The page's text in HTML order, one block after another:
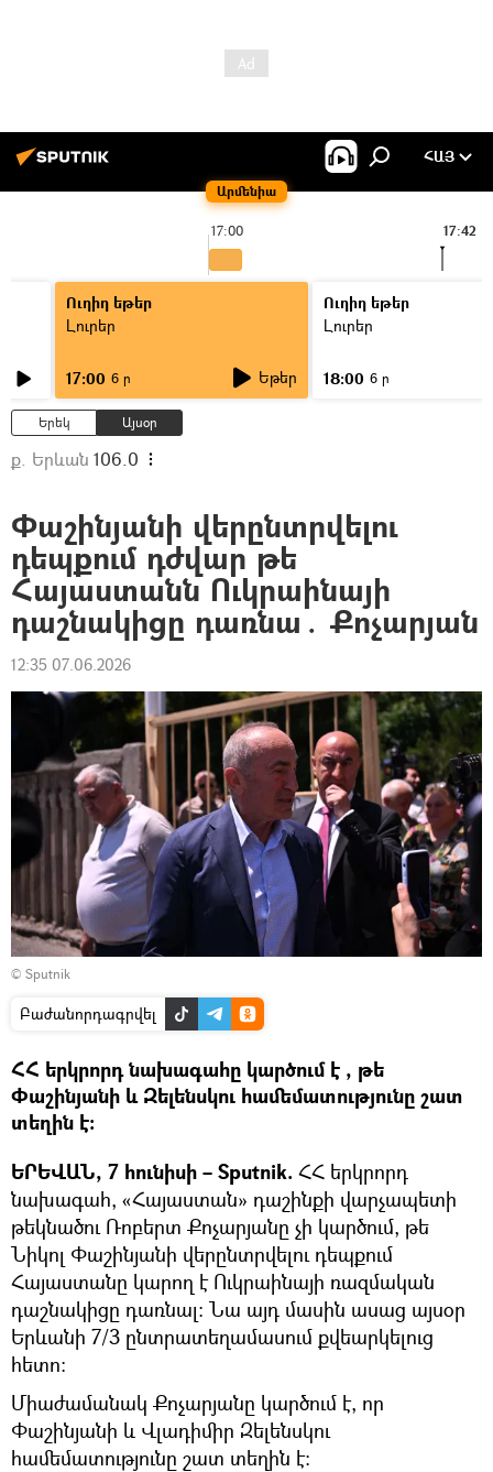
Արմենիա
ՀԱՅ
17:00 17:42
Ուղիղ եթեր
Լուրեր
17:00 6 ր Եթեր
Ուղիղ եթեր
Լուրեր
18:00 6 ր
Երեկ Այսօր
ք. Երևան 106.0
Փաշինյանի վերընտրվելու
դեպքում դժվար թե
Հայաստանն Ուկրաինայի
դաշնակիցը դառնա․ Քոչարյան
12:35 07.06.2026
© Sputnik
Բաժանորդագրվել
ՀՀ երկրորդ նախագահը կարծում է , թե
Փաշինյանի և Զելենսկու համեմատությունը շատ
տեղին է։
ԵՐԵՎԱՆ, 7 հունիսի – Sputnik. ՀՀ երկրորդ
նախագահ, «Հայաստան» դաշինքի վարչապետի
թեկնածու Ռոբերտ Քոչարյանը չի կարծում, թե
Նիկոլ Փաշինյանի վերընտրվելու դեպքում
Հայաստանը կարող է Ուկրաինայի ռազմական
դաշնակիցը դառնալ։ Նա այդ մասին ասաց այսօր
Երևանի 7/3 ընտրատեղամասում քվեարկելուց
հետո։
Միաժամանակ Քոչարյանը կարծում է, որ
Փաշինյանի և Վլադիմիր Զելենսկու
համեմատությունը շատ տեղին է։